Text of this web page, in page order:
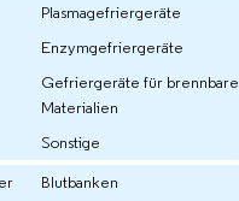
Plasmagefriergeräte
Enzymgefriergeräte
Gefriergeräte für brennbare
Materialien
Sonstige
Blutbanken